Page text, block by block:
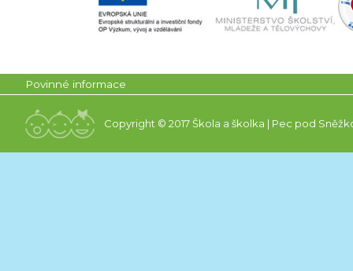
Povinné informace
Copyright © 2017 Škola a školka | Pec pod